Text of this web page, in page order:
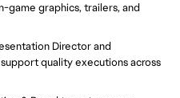
game graphics, trailers, and
Director and
quality executions across